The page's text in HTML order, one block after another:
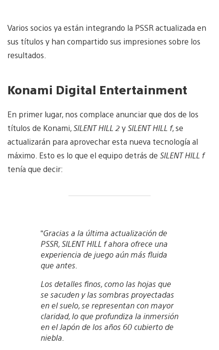
Varios socios ya están integrando la PSSR actualizada en
sus títulos y han compartido sus impresiones sobre los
resultados.
Konami Digital Entertainment
En primer lugar, nos complace anunciar que dos de los
títulos de Konami,SILENT HILL 2ySILENT HILL f, se
actualizarán para aprovechar esta nueva tecnología al
máximo. Esto es lo que el equipo detrás de SILENT HILL f
tenía que decir:
“Gracias a la última actualización de
PSSR, SILENT HILL f ahora ofrece una
experiencia de juego aún más fluida
que antes.
Los detalles finos, como las hojas que
se sacuden y las sombras proyectadas
en el suelo, se representan con mayor
claridad, lo que profundiza la inmersión
en el Japón de los años 60 cubierto de
niebla.